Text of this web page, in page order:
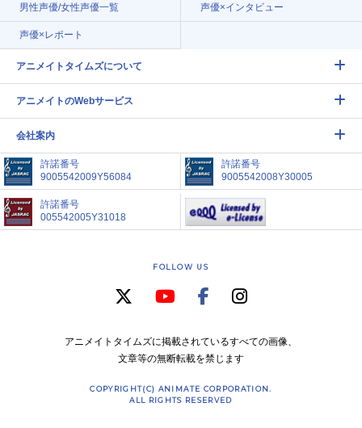
男性声優/女性声優一覧 声優×インタビュー
声優×レポート
アニメイトタイムズについて
アニメイトのWebサービス
会社案内
許諾番号
9005542009Y56084
許諾番号
9005542008Y30005
許諾番号
005542005Y31018
FOLLOW US
アニメイトタイムズに掲載されているすべての画像、
文章等の無断転載を禁じます
COPYRIGHT(C) ANIMATE CORPORATION.
ALL RIGHTS RESERVED